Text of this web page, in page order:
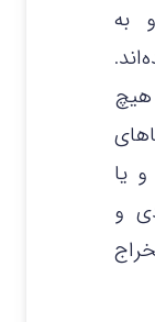
به
هیچ
یا
و